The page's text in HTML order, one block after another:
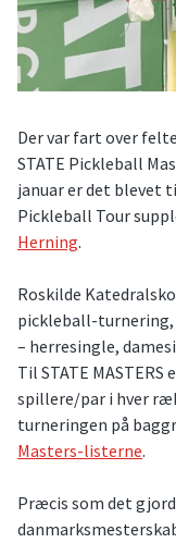
Der var fart over
STATE Pickleball
januar er det blevet
Pickleball Tour
Herning.
Roskilde
pickleball-
– herresingle,
Til STATE
spillere/par i hver
turneringen på
Masters-listerne.
Præcis som det